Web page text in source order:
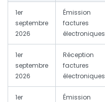
1er
septembre
2026
Émission
factures
électroniques
1er
septembre
2026
Réception
factures
électroniques
1er
Émission